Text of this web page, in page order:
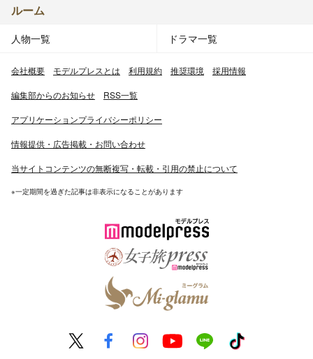
ルーム
人物一覧 ドラマ一覧
会社概要 モデルプレスとは 利用規約 推奨環境 採用情報
編集部からのお知らせ RSS一覧
アプリケーションプライバシーポリシー
情報提供・広告掲載・お問い合わせ
当サイトコンテンツの無断複写・転載・引用の禁止について
※一定期間を過ぎた記事は非表示になることがあります